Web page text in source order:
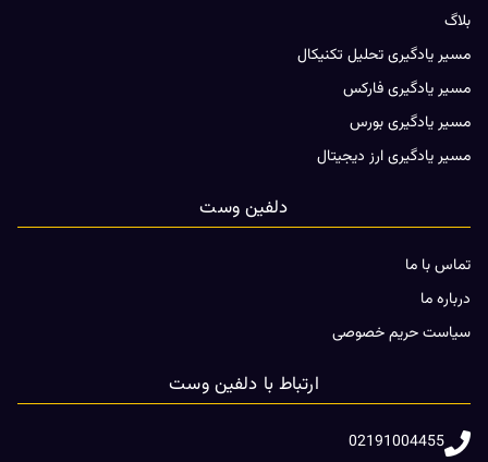
بلاگ
مسیر یادگیری تحلیل تکنیکال
مسیر یادگیری فارکس
مسیر یادگیری بورس
مسیر یادگیری ارز دیجیتال
دلفین وست
تماس با ما
درباره ما
سیاست حریم خصوصی
ارتباط با دلفین وست
02191004455